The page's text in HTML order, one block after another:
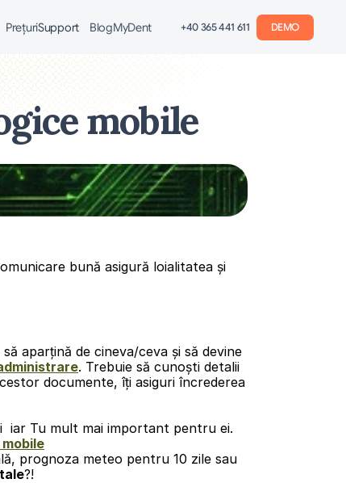
Support
Preţuri BlogMyDent +40 365 441 611 DEMO
mobile
bună asigură loialitatea și
aparțină de cineva/ceva și să devine
. Trebuie să cunoști detalii
documente, îți asiguri încrederea
iar Tu mult mai important pentru ei.
prognoza meteo pentru 10 zile sau
?!